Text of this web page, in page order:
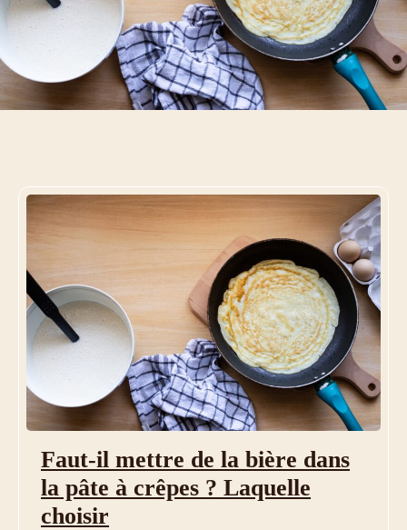
Faut-il mettre de la bière dans
la pâte à crêpes ? Laquelle
choisir